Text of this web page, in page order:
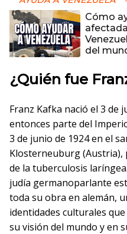
Cómo
del
¿Quién fue
Franz Kafka nació el 3 de
entonces parte del
3 de junio de 1924 en el
Klosterneuburg (Austria),
de la tuberculosis
judía germanoparlante
toda su obra en alemán,
identidades culturales
su visión del mundo y en